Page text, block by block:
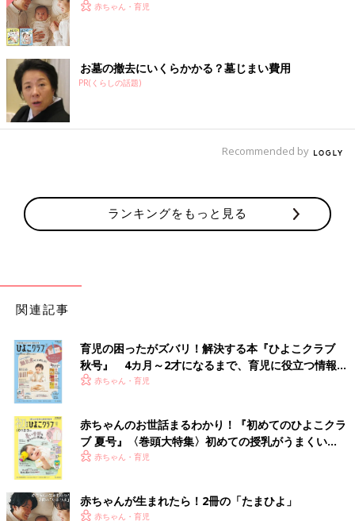
赤ちゃん・育児
お墓の撤去にいくらかかる？墓じまい費用
PR(くらしの話題)
Recommended by
ランキングをもっと見る
関連記事
育児の困ったがズバリ！解決する本『ひよこクラブ
秋号』 4カ月～2才になるまで、育児に役立つ情報が
いっぱい！
赤ちゃん・育児
赤ちゃんのお世話まるわかり！『初めてのひよこクラ
ブ 夏号』〈巻頭大特集〉初めての授乳がうまくい
く！ おっぱい・ミルクの基本と夏のトラブル 解決テ
赤ちゃん・育児
赤ちゃんが生まれたら！2冊の「たまひよ」
赤ちゃん・育児